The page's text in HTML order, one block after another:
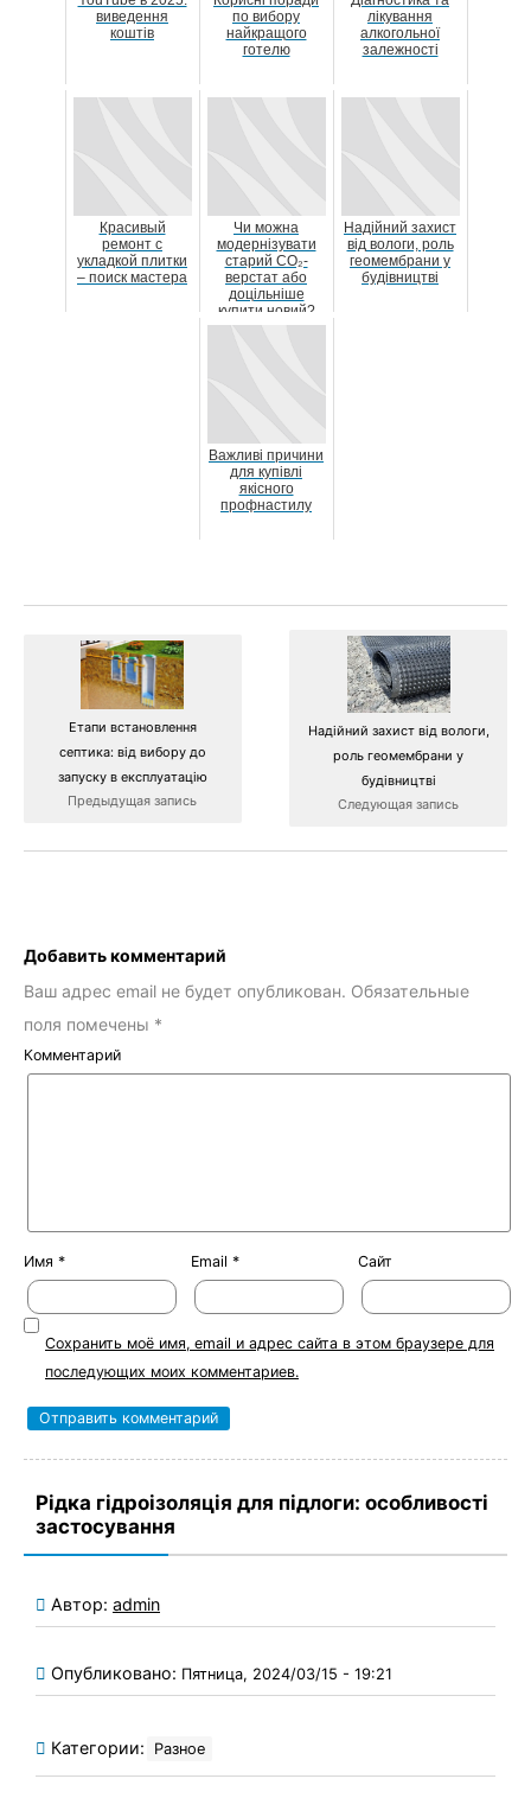
виведення
коштів
по вибору
найкращого
готелю
лікування
алкогольної
залежності
Красивый
ремонт с
укладкой плитки
– поиск мастера
Чи можна
модернізувати
старий CO₂-
верстат або
доцільніше
купити новий?
Надійний захист
від вологи, роль
геомембрани у
будівництві
Важливі причини
для купівлі
якісного
профнастилу
Етапи встановлення
септика: від вибору до
запуску в експлуатацію
Предыдущая запись
Надійний захист від вологи,
роль геомембрани у
будівництві
Следующая запись
Добавить комментарий
Ваш адрес email не будет опубликован. Обязательные
поля помечены *
Комментарий
Имя * Email * Сайт
Сохранить моё имя, email и адрес сайта в этом браузере для
последующих моих комментариев.
Рідка гідроізоляція для підлоги: особливості
застосування
Автор: admin
Опубликовано: Пятница, 2024/03/15 - 19:21
Категории: Разное